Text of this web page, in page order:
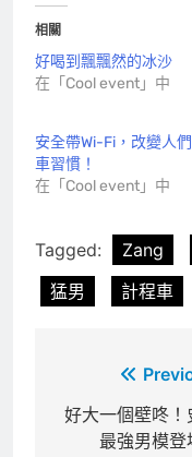
相關
好喝到飄飄然的冰沙
在「Cool event」中
安全帶Wi-Fi，改變人
車習慣！
在「Cool event」中
Tagged: Zang
猛男
計程車
章
好大一個壁咚！
最強男模登